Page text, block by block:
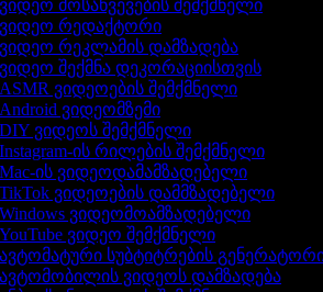
მოსაწვევების შემქმნელი
რედაქტორი
რეკლამის დამზადება
შექმნა დეკორაციისთვის
ვიდეოების შემქმნელი
ვიდეომზემი
ვიდეოს შემქმნელი
ის რილების შემქმნელი
ის ვიდეოდამამზადებელი
ვიდეოების დამმზადებელი
ვიდეომოამზადებელი
ვიდეო შემქმნელი
სუბტიტრების გენერატორი
ვიდეოს დამზადება